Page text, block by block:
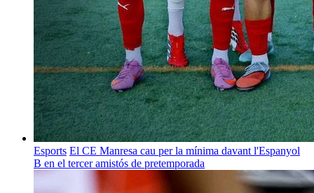
Esports El CE Manresa cau per la mínima davant l'Espanyol
B en el tercer amistós de pretemporada